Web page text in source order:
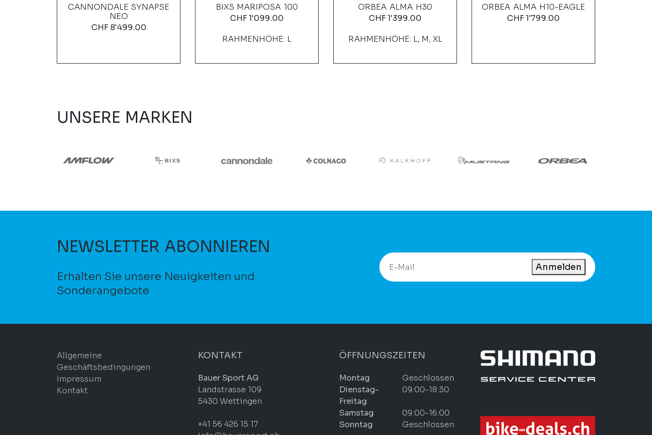
CANNONDALE SYNAPSE
NEO
CHF8'499.00
BIXS MARIPOSA 100
CHF1'099.00
RAHMENHÖHE: L
ORBEA ALMA H30
CHF1'399.00
RAHMENHÖHE: L, M, XL
ORBEA ALMA H10-EAGLE
CHF1'799.00
UNSERE MARKEN
NEWSLETTER ABONNIEREN
Erhalten Sie unsere Neuigkeiten und
Sonderangebote
Anmelden
Allgemeine
Geschäftsbedingungen
Impressum
Kontakt
KONTAKT
Bauer Sport AG
Landstrasse 109
5430 Wettingen
+41 56 426 15 17
ÖFFNUNGSZEITEN
Montag
Geschlossen
Dienstag-
Freitag
09:00-18:30
Samstag
09:00-16:00
Sonntag
Geschlossen